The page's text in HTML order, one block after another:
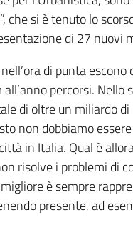
che si è tenuto lo
di 27 nuovi
di punta
percorsi.
di oltre un miliardo
non dobbiamo
in Italia. Qual è
risolve i problemi di
è sempre
presente, ad